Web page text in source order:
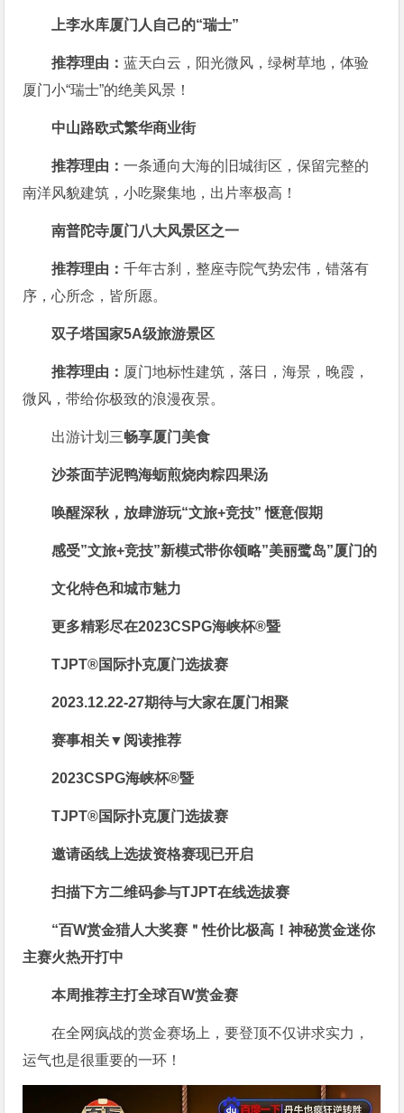
上李水库厦门人自己的“瑞士”
推荐理由：蓝天白云，阳光微风，绿树草地，体验
厦门小“瑞士”的绝美风景！
中山路欧式繁华商业街
推荐理由：一条通向大海的旧城街区，保留完整的
南洋风貌建筑，小吃聚集地，出片率极高！
南普陀寺厦门八大风景区之一
推荐理由：千年古刹，整座寺院气势宏伟，错落有
序，心所念，皆所愿。
双子塔国家5A级旅游景区
推荐理由： 厦门地标性建筑，落日，海景，晚霞，
微风，带给你极致的浪漫夜景。
出游计划三畅享厦门美食
沙茶面芋泥鸭海蛎煎烧肉粽四果汤
唤醒深秋，放肆游玩“文旅+竞技” 惬意假期
感受”文旅+竞技”新模式带你领略”美丽鹭岛”厦门的
文化特色和城市魅力
更多精彩尽在2023CSPG海峡杯®暨
TJPT®国际扑克厦门选拔赛
2023.12.22-27期待与大家在厦门相聚
赛事相关▼阅读推荐
2023CSPG海峡杯®暨
TJPT®国际扑克厦门选拔赛
邀请函线上选拔资格赛现已开启
扫描下方二维码参与TJPT在线选拔赛
“百W赏金猎人大奖赛＂性价比极高！神秘赏金迷你
主赛火热开打中
本周推荐主打全球百W赏金赛
在全网疯战的赏金赛场上，要登顶不仅讲求实力，
运气也是很重要的一环！